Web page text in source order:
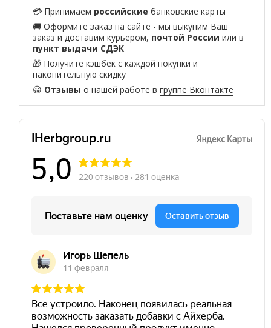
💳 Принимаем российские банковские карты
🚚 Оформите заказ на сайте - мы выкупим Ваш
заказ и доставим курьером, почтой России или в
пункт выдачи СДЭК
🎁 Получите кэшбек с каждой покупки и
накопительную скидку
😀 Отзывы о нашей работе вгруппе Вконтакте